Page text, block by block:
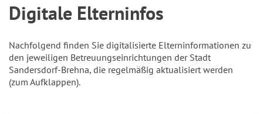
Digitale Elterninfos
Nachfolgend finden Sie digitalisierte Elterninformationen zu
den jeweiligen Betreuungseinrichtungen der Stadt
Sandersdorf-Brehna, die regelmäßig aktualisiert werden
(zum Aufklappen).